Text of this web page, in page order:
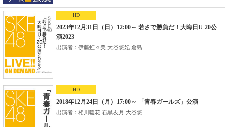
HD
2023年12月31日（日）12:00～ 若さで勝負だ！大晦日U-20公
演2023
出演者：伊藤虹々美 大谷悠妃 倉島...
HD
2018年12月24日（月）17:00～ 「青春ガールズ」公演
出演者：相川暖花 石黒友月 大谷悠...